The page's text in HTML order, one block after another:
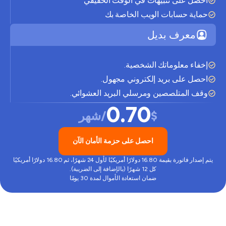
حماية حسابات الويب الخاصة بك
معرف بديل
إخفاء معلوماتك الشخصية.
احصل على بريد إلكتروني مجهول.
وقف المتلصصين ومرسلي البريد العشوائي.
يتم إصدار فاتورة بقيمة 16.80 دولارًا أمريكيًا لأول 24 شهرًا، ثم 16.80 دولارًا أمريكيًا
كل 12 شهرًا (بالإضافة إلى الضريبة).
ضمان استعادة الأموال لمدة 30 يومًا
$
0.70/شهر
احصل على حزمة الأمان الآن